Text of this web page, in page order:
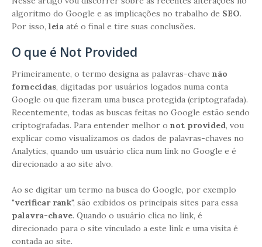
algoritmo do Google e as implicações no trabalho de SEO.
Por isso, leia até o final e tire suas conclusões.
O que é Not Provided
Primeiramente, o termo designa as palavras-chave não
fornecidas, digitadas por usuários logados numa conta
Google ou que fizeram uma busca protegida (criptografada).
Recentemente, todas as buscas feitas no Google estão sendo
criptografadas. Para entender melhor o not provided, vou
explicar como visualizamos os dados de palavras-chaves no
Analytics, quando um usuário clica num link no Google e é
direcionado a ao site alvo.
Ao se digitar um termo na busca do Google, por exemplo
"verificar rank", são exibidos os principais sites para essa
palavra-chave. Quando o usuário clica no link, é
direcionado para o site vinculado a este link e uma visita é
contada ao site.